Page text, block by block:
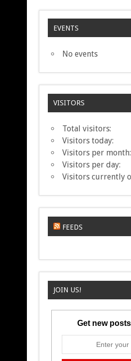
EVENTS
No events
VISITORS
Total visitors:
Visitors today:
Visitors per month:
Visitors per day:
Visitors currently
FEEDS
JOIN US!
Get new